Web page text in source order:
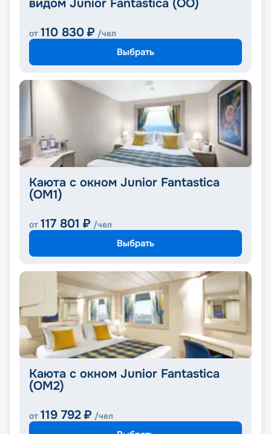
видом Junior Fantastica (OO)
от 110 830 ₽ /чел
Выбрать
Каюта с окном Junior Fantastica
(OM1)
от 117 801 ₽ /чел
Выбрать
Каюта с окном Junior Fantastica
(OM2)
от 119 792 ₽ /чел